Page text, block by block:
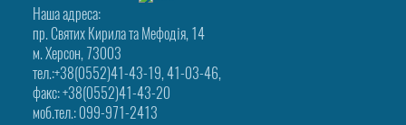
Наша адреса:
пр. Святих Кирила та Мефодія, 14
м. Херсон, 73003
тел.:+38(0552)41-43-19, 41-03-46,
факс: +38(0552)41-43-20
моб.тел.: 099-971-2413